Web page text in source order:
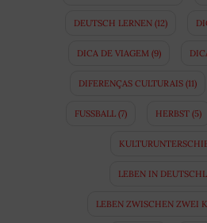
DEUTSCH LERNEN(12)
DICA DE VIAGEM (9)
DIFERENÇAS CULTURAIS (11)
FUSSBALL (7) HERBST(5)
LEBEN IN
LEBEN ZWISCHEN ZWEI